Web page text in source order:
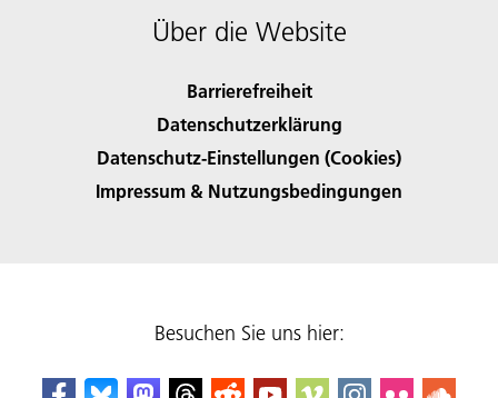
Über die Website
Barrierefreiheit
Datenschutzerklärung
Datenschutz-Einstellungen (Cookies)
Impressum & Nutzungsbedingungen
Besuchen Sie uns hier: